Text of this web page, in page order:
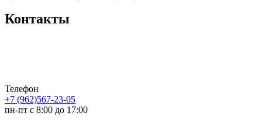
Контакты
Телефон
+7 (962)567-23-05
пн-пт с 8:00 до 17:00